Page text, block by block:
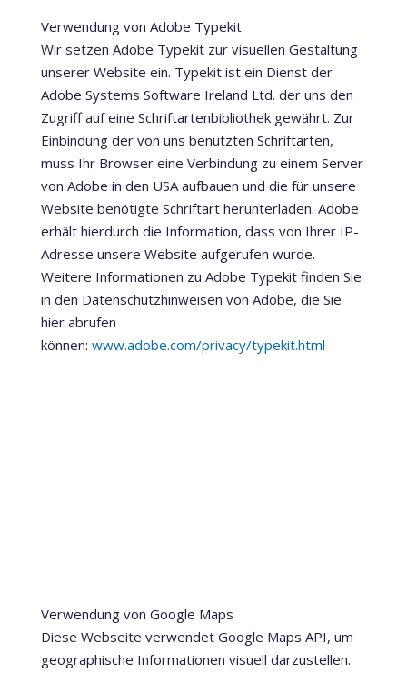
Verwendung von Adobe Typekit
Wir setzen Adobe Typekit zur visuellen Gestaltung
unserer Website ein. Typekit ist ein Dienst der
Adobe Systems Software Ireland Ltd. der uns den
Zugriff auf eine Schriftartenbibliothek gewährt. Zur
Einbindung der von uns benutzten Schriftarten,
muss Ihr Browser eine Verbindung zu einem Server
von Adobe in den USA aufbauen und die für unsere
Website benötigte Schriftart herunterladen. Adobe
erhält hierdurch die Information, dass von Ihrer IP-
Adresse unsere Website aufgerufen wurde.
Weitere Informationen zu Adobe Typekit finden Sie
in den Datenschutzhinweisen von Adobe, die Sie
hier abrufen
können: www.adobe.com/privacy/typekit.html
Verwendung von Google Maps
Diese Webseite verwendet Google Maps API, um
geographische Informationen visuell darzustellen.